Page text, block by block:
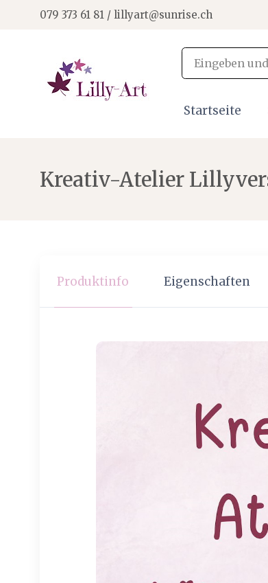
079 373 61 81 / lillyart@sunrise.ch
Startseite
Kreativ-Atelier
Produktinfo Eigenschaften